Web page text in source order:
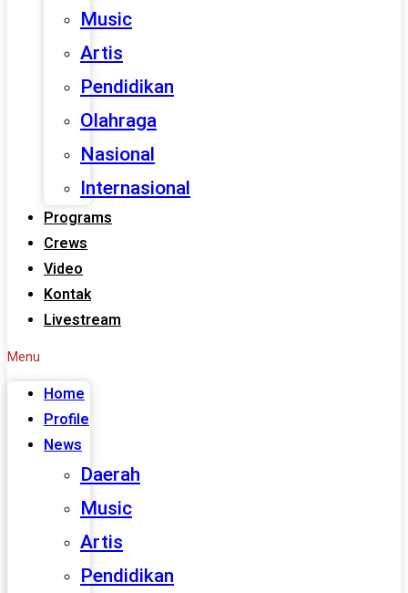
Music
Artis
Pendidikan
Olahraga
Nasional
Internasional
Programs
Crews
Video
Kontak
Livestream
Menu
Home
Profile
News
Daerah
Music
Artis
Pendidikan